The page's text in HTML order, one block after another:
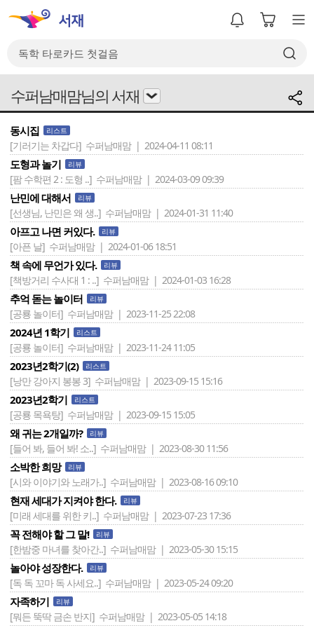
수퍼남매맘님의 서재
동시집 리스트
[기러기는 차갑다] 수퍼남매맘 | 2024-04-11 08:11
도형과 놀기 리뷰
[팜 수학편 2 : 도형 ..] 수퍼남매맘 | 2024-03-09 09:39
난민에 대해서 리뷰
[선생님, 난민은 왜 생..] 수퍼남매맘 | 2024-01-31 11:40
아프고 나면 커있다. 리뷰
[아픈 날] 수퍼남매맘 | 2024-01-06 18:51
책 속에 무언가 있다. 리뷰
[책방거리 수사대 1 : ..] 수퍼남매맘 | 2024-01-03 16:28
추억 돋는 놀이터 리뷰
[공룡 놀이터] 수퍼남매맘 | 2023-11-25 22:08
2024년 1학기 리스트
[공룡 놀이터] 수퍼남매맘 | 2023-11-24 11:05
2023년2학기(2) 리스트
[낭만 강아지 봉봉 3] 수퍼남매맘 | 2023-09-15 15:16
2023년2학기 리스트
[공룡 목욕탕] 수퍼남매맘 | 2023-09-15 15:05
왜 귀는 2개일까? 리뷰
[들어 봐, 들어 봐! 소..] 수퍼남매맘 | 2023-08-30 11:56
소박한 희망 리뷰
[시와 이야기와 노래가..] 수퍼남매맘 | 2023-08-16 09:10
현재 세대가 지켜야 한다. 리뷰
[미래 세대를 위한 키..] 수퍼남매맘 | 2023-07-23 17:36
꼭 전해야 할 그 말! 리뷰
[한밤중 마녀를 찾아간..] 수퍼남매맘 | 2023-05-30 15:15
놀아야 성장한다. 리뷰
[독 독 꼬마 독 사세요..] 수퍼남매맘 | 2023-05-24 09:20
자족하기 리뷰
[뭐든 뚝딱 금손 반지] 수퍼남매맘 | 2023-05-05 14:18